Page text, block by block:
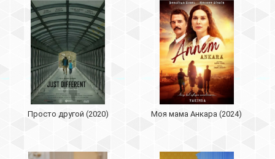
Просто другой (2020) Моя мама Анкара (2024)